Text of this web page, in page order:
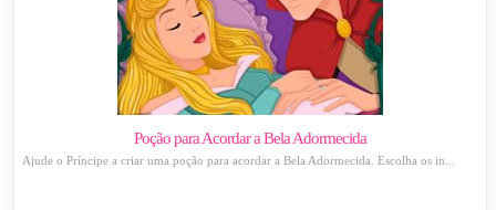
Poção para Acordar a Bela Adormecida
Ajude o Príncipe a criar uma poção para acordar a Bela Adormecida. Escolha os in...